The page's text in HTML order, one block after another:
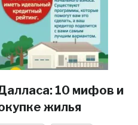
10 мифов и
жилья